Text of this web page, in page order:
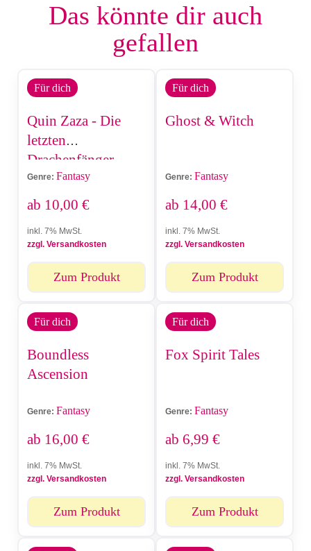
Das könnte dir auch
gefallen
Für dich
Quin Zaza - Die
letzten
Drachenfänger
Genre: Fantasy
ab 10,00 €
inkl. 7% MwSt.
zzgl. Versandkosten
Zum Produkt
Für dich
Ghost & Witch
Genre: Fantasy
ab 14,00 €
inkl. 7% MwSt.
zzgl. Versandkosten
Zum Produkt
Für dich
Boundless
Ascension
Genre: Fantasy
ab 16,00 €
inkl. 7% MwSt.
zzgl. Versandkosten
Zum Produkt
Für dich
Fox Spirit Tales
Genre: Fantasy
ab 6,99 €
inkl. 7% MwSt.
zzgl. Versandkosten
Zum Produkt